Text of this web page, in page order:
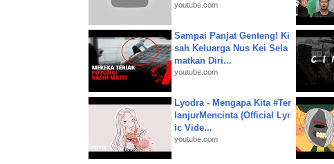
youtube.com
Sampai Panjat Genteng! Ki
sah Keluarga Nus Kei Sela
matkan Diri...
youtube.com
Lyodra - Mengapa Kita #Ter
lanjurMencinta (Official Lyr
ic Vide...
youtube.com